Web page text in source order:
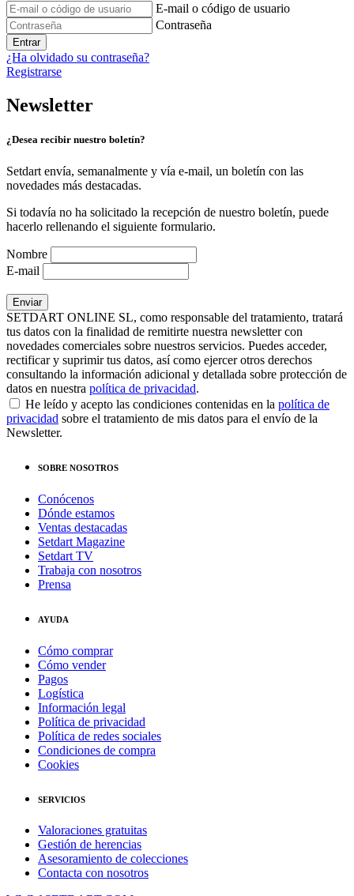
E-mail o código de usuario
Contraseña
Entrar
¿Ha olvidado su contraseña?
Registrarse
Newsletter
¿Desea recibir nuestro boletín?
Setdart envía, semanalmente y vía e-mail, un boletín con las
novedades más destacadas.
Si todavía no ha solicitado la recepción de nuestro boletín, puede
hacerlo rellenando el siguiente formulario.
Nombre
E-mail
SETDART ONLINE SL, como responsable del tratamiento, tratará
tus datos con la finalidad de remitirte nuestra newsletter con
novedades comerciales sobre nuestros servicios. Puedes acceder,
rectificar y suprimir tus datos, así como ejercer otros derechos
consultando la información adicional y detallada sobre protección de
datos en nuestra política de privacidad.
He leído y acepto las condiciones contenidas en la política de
privacidad sobre el tratamiento de mis datos para el envío de la
Newsletter.
SOBRE NOSOTROS
Conócenos
Dónde estamos
Ventas destacadas
Setdart Magazine
Setdart TV
Trabaja con nosotros
Prensa
AYUDA
Cómo comprar
Cómo vender
Pagos
Logística
Información legal
Política de privacidad
Política de redes sociales
Condiciones de compra
Cookies
SERVICIOS
Valoraciones gratuitas
Gestión de herencias
Asesoramiento de colecciones
Contacta con nosotros